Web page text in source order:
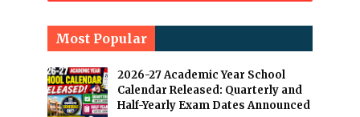
Most Popular
2026-27 Academic Year School
Calendar Released: Quarterly and
Half-Yearly Exam Dates Announced